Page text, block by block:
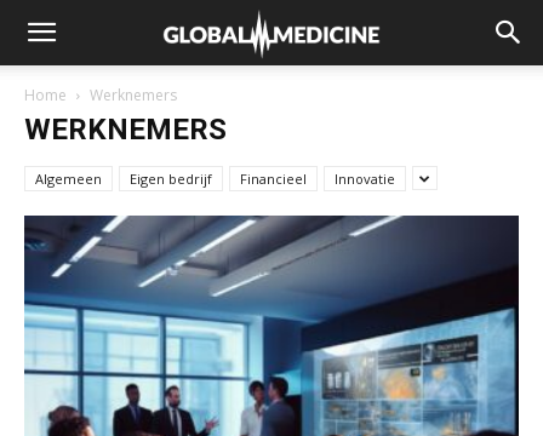
Home Werknemers
WERKNEMERS
Algemeen Eigen bedrijf Financieel Innovatie